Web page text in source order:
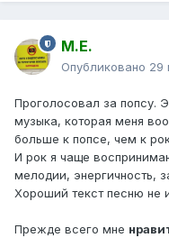
М.Е.
Опубликовано 29
Проголосовал за попсу.
музыка, которая меня
больше к попсе, чем к
И рок я чаще
мелодии, энергичность,
Хороший текст песню не
Прежде всего мне